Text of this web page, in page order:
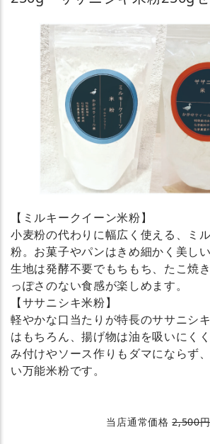
【ミルキークイーン米粉】
小麦粉の代わりに幅広く使える、ミ
粉。お菓子やパンはきめ細かく美し
生地は発酵不要でもちもち、たこ焼
っぽさのない食感が楽しめます。
【ササニシキ米粉】
軽やかな口当たりが特長のササニシ
はもちろん、揚げ物は油を吸いにく
み付けやソース作りもダマにならず
い万能米粉です。
当店通常価格2,500円